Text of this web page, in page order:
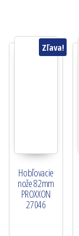
Zľava!
Hobľovacie
nože 82mm
PROXXON
27046